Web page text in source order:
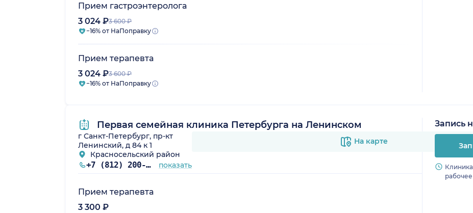
Прием гастроэнтеролога
3 024 ₽3 600 ₽
−16% от НаПоправку
Прием терапевта
3 024 ₽3 600 ₽
−16% от НаПоправку
Первая семейная клиника Петербурга на Ленинском
г Санкт-Петербург, пр-кт
Ленинский, д 84 к 1
Красносельский район
+7 (812) 200-77-54 показать
На карте
Прием терапевта
3 300 ₽
Запись